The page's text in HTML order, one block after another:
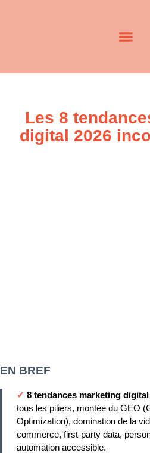
Les 8
digital 2026
EN BREF
✓ 8 tendances marketing digital
tous les piliers, montée du GEO
Optimization), domination de la
commerce, first-party data,
automation accessible.